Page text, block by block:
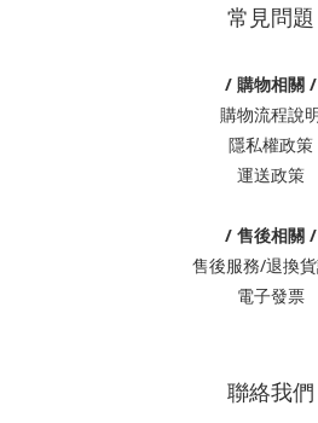
常見問題
/ 購物相關 /
購物流程說
隱私權政策
運送政策
/ 售後相關 /
售後服務/退換
電子發票
聯絡我們